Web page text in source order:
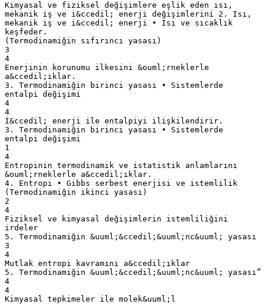
Kimyasal ve fiziksel değişimlere eşlik eden ısı,
mekanik iş ve i&ccedil; enerji değişimlerini 2. Isı,
mekanik iş ve i&ccedil; enerji • Isı ve sıcaklık
keşfeder.
(Termodinamiğin sıfırıncı yasası)
3
4
Enerjinin korunumu ilkesini &ouml;rneklerle
a&ccedil;ıklar.
3. Termodinamiğin birinci yasası • Sistemlerde
entalpi değişimi
4
4
İ&ccedil; enerji ile entalpiyi ilişkilendirir.
3. Termodinamiğin birinci yasası • Sistemlerde
entalpi değişimi
1
4
Entropinin termodinamik ve istatistik anlamlarını
&ouml;rneklerle a&ccedil;ıklar.
4. Entropi • Gibbs serbest enerjisi ve istemlilik
(Termodinamiğin ikinci yasası)
2
4
Fiziksel ve kimyasal değişimlerin istemliliğini
irdeler
5. Termodinamiğin &uuml;&ccedil;&uuml;nc&uuml; yasası
3
4
Mutlak entropi kavramını a&ccedil;ıklar
5. Termodinamiğin &uuml;&ccedil;&uuml;nc&uuml; yasası”
4
4
Kimyasal tepkimeler ile molek&uuml;l